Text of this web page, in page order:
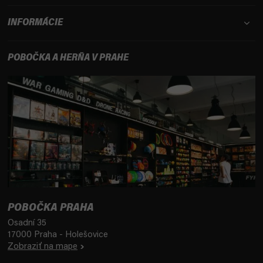
INFORMÁCIE
POBOČKA A HERŇA V PRAHE
POBOČKA PRAHA
Osadní 35
17000 Praha - Holešovice
Zobraziť na mape